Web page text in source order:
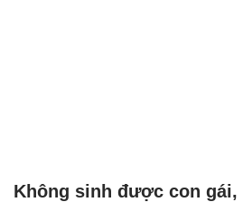
Không sinh được con gái,